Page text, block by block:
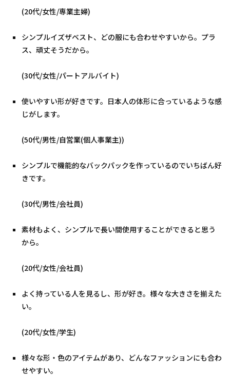
(20代/女性/専業主婦)
シンプルイズザベスト、どの服にも合わせやすいから。プラ
ス、頑丈そうだから。
(30代/女性/パートアルバイト)
使いやすい形が好きです。日本人の体形に合っているような感
じがします。
(50代/男性/自営業(個人事業主))
シンプルで機能的なバックパックを作っているのでいちばん好
きです。
(30代/男性/会社員)
素材もよく、シンプルで長い間使用することができると思う
から。
(20代/女性/会社員)
よく持っている人を見るし、形が好き。様々な大きさを揃えた
い。
(20代/女性/学生)
様々な形・色のアイテムがあり、どんなファッションにも合わ
せやすい。